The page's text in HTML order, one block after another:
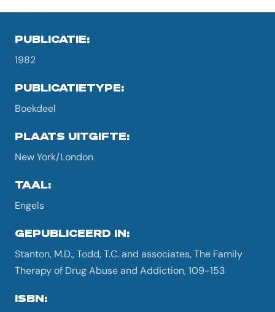
PUBLICATIE:
1982
PUBLICATIETYPE:
Boekdeel
PLAATS UITGIFTE:
New York/London
TAAL:
Engels
GEPUBLICEERD IN:
Stanton, M.D., Todd, T.C. and associates, The Family
Therapy of Drug Abuse and Addiction, 109-153
ISBN: